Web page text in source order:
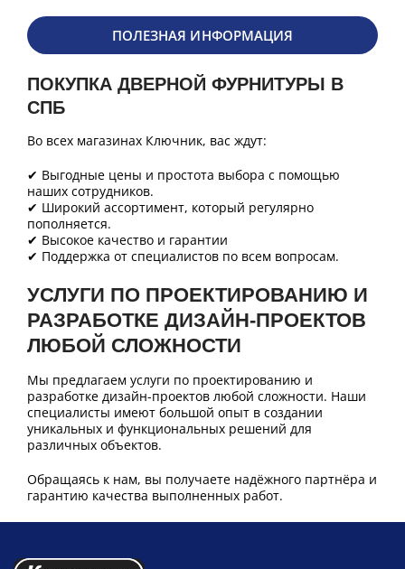
ПОЛЕЗНАЯ ИНФОРМАЦИЯ
ПОКУПКА ДВЕРНОЙ ФУРНИТУРЫ В
СПБ
Во всех магазинах Ключник, вас ждут:
✔ Выгодные цены и простота выбора с помощью
наших сотрудников.
✔ Широкий ассортимент, который регулярно
пополняется.
✔ Высокое качество и гарантии
✔ Поддержка от специалистов по всем вопросам.
УСЛУГИ ПО ПРОЕКТИРОВАНИЮ И
РАЗРАБОТКЕ ДИЗАЙН-ПРОЕКТОВ
ЛЮБОЙ СЛОЖНОСТИ
Мы предлагаем услуги по проектированию и
разработке дизайн-проектов любой сложности. Наши
специалисты имеют большой опыт в создании
уникальных и функциональных решений для
различных объектов.
Обращаясь к нам, вы получаете надёжного партнёра и
гарантию качества выполненных работ.